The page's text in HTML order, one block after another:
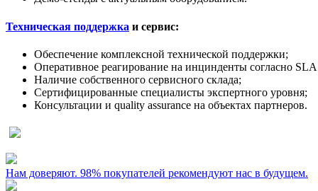
Техническая поддержка и сервис:
Обеспечение комплексной технической поддержки;
Оперативное реагирование на инцинденты согласно
Наличие собственного сервисного склада;
Сертифицированные специалисты экспертного уровня;
Консультации и quality assurance на объектах партнеров.
Нам доверяют. 98% покупателей рекомендуют нас в будущем.